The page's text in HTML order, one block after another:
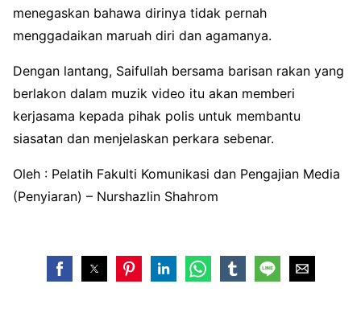
menegaskan bahawa dirinya tidak pernah
menggadaikan maruah diri dan agamanya.
Dengan lantang, Saifullah bersama barisan rakan yang
berlakon dalam muzik video itu akan memberi
kerjasama kepada pihak polis untuk membantu
siasatan dan menjelaskan perkara sebenar.
Oleh : Pelatih Fakulti Komunikasi dan Pengajian Media
(Penyiaran) – Nurshazlin Shahrom